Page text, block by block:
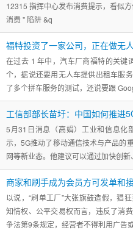
12315 指挥中心发布消费提示，看似
消费 " 陷阱 &q
福特投资了一家公司，正在做无
在过去 1 年中，汽车厂商福特的关键
个，据说还要用无人车提供出租车服
了多个拼车服务的测试，还说要跟
工信部部长苗圩：中国如何推进
5月31日消息（高娟）工业和信息化
示，5G推动了移动通信技术与产品的
网等新业态。他建议可以通过加快创
商家和刷手成为会员方可发单和
以说，“刷单工厂”大张旗鼓造假，猖
知情权、公平交易权而言，违反了消
争法第9条规定，经营者不得利用广告